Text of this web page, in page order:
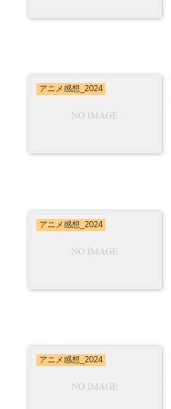
アニメ感想_2024
アニメ感想_2024
アニメ感想_2024